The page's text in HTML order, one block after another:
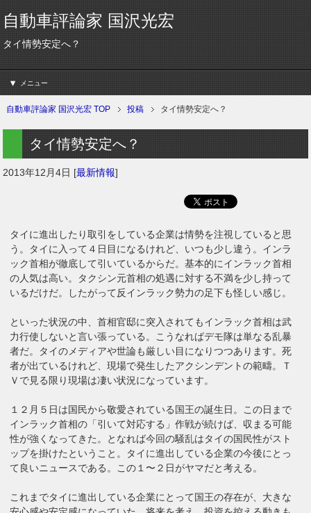
自動車評論家 国沢光宏
タイ情勢安定へ？
メニュー
自動車評論家 国沢光宏 TOP 投稿 タイ情勢安定へ？
タイ情勢安定へ？
2013年12月4日 [最新情報]
タイに進出したり取引をしている企業は情勢を注視していると思
う。タイに入って４日目になるけれど、いつも少し違う。インラ
ック首相が徹底して引いているからだ。基本的にインラック首相
の人気は高い。タクシン元首相の処遇に対する不満を少し持って
いるだけだ。したがって反インラック勢力の足下も怪しい感じ。
といった状況の中、首相官邸に突入されてもインラック首相は武
力行使しないと言い張っている。こうなればデモ隊は単なる乱暴
者だ。タイのメディアや世論も厳しい目になりつつあります。死
者が出ているけれど、現場で発生したアクシンデントの範疇。Ｔ
Ｖで見る限り現場は凄い状況になっています。
１２月５日は国民から敬愛されている国王の誕生日。この日まで
インラック首相の「引いて対応する」作戦が続けば、収まる可能
性が強くなってきた。となれば今回の騒乱はタイの国民性がスト
ップを掛けたということ。タイに進出している企業の今後にとっ
て良いニュースである。この１〜２日がヤマだと考える。
これまでタイに進出している企業にとって国王の存在が、大きな